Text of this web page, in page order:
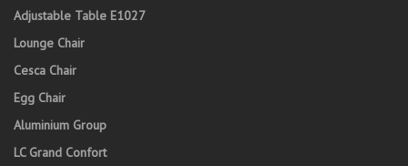
Adjustable Table E1027
Lounge Chair
Cesca Chair
Egg Chair
Aluminium Group
LC Grand Confort